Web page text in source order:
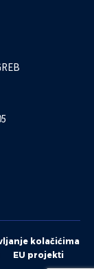
kolačićima
EU projekti